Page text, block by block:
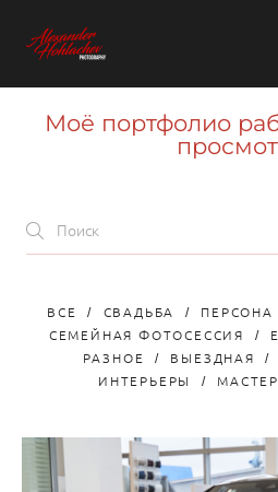
Моё портфолио
ВСЕ СВАДЬБА ПЕРСОНА
СЕМЕЙНАЯ ФОТОСЕССИЯ
РАЗНОЕ
ВЫЕЗДНАЯ
ИНТЕРЬЕРЫ